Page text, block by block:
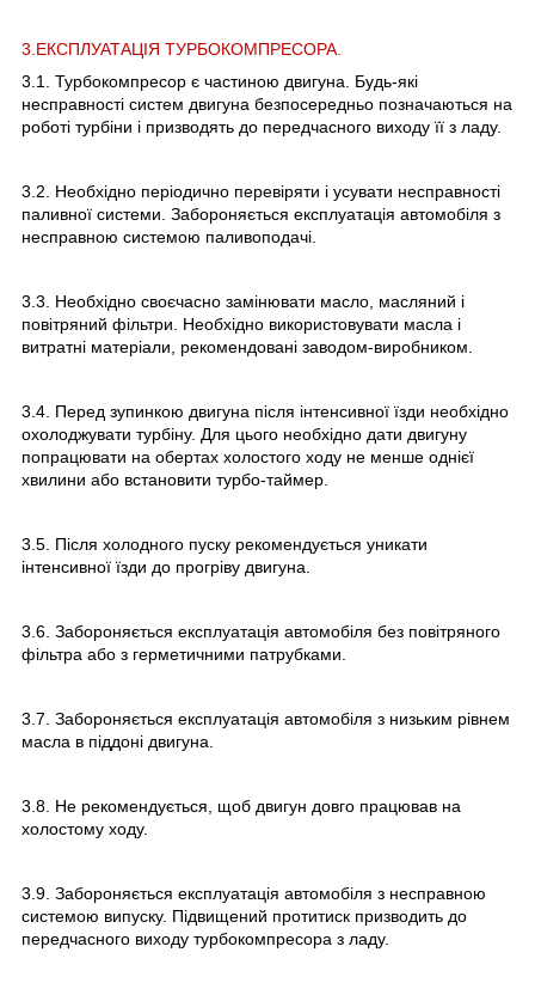
3.ЕКСПЛУАТАЦІЯ ТУРБОКОМПРЕСОРА.
3.1. Турбокомпресор є частиною двигуна. Будь-які
несправності систем двигуна безпосередньо позначаються на
роботі турбіни і призводять до передчасного виходу її з ладу.
3.2. Необхідно періодично перевіряти і усувати несправності
паливної системи. Забороняється експлуатація автомобіля з
несправною системою паливоподачі.
3.3. Необхідно своєчасно замінювати масло, масляний і
повітряний фільтри. Необхідно використовувати масла і
витратні матеріали, рекомендовані заводом-виробником.
3.4. Перед зупинкою двигуна після інтенсивної їзди необхідно
охолоджувати турбіну. Для цього необхідно дати двигуну
попрацювати на обертах холостого ходу не менше однієї
хвилини або встановити турбо-таймер.
3.5. Після холодного пуску рекомендується уникати
інтенсивної їзди до прогріву двигуна.
3.6. Забороняється експлуатація автомобіля без повітряного
фільтра або з герметичними патрубками.
3.7. Забороняється експлуатація автомобіля з низьким рівнем
масла в піддоні двигуна.
3.8. Не рекомендується, щоб двигун довго працював на
холостому ходу.
3.9. Забороняється експлуатація автомобіля з несправною
системою випуску. Підвищений протитиск призводить до
передчасного виходу турбокомпресора з ладу.